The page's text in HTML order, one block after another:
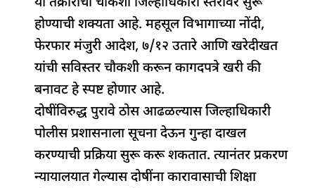
होण्याची शक्यता आहे. महसूल विभागाच्या नोंदी,
फेरफार मंजुरी आदेश, ७/१२ उतारे आणि खरेदीखत
यांची सविस्तर चौकशी करून कागदपत्रे खरी की
बनावट हे स्पष्ट होणार आहे.
दोषींविरुद्ध पुरावे ठोस आढळल्यास जिल्हाधिकारी
पोलीस प्रशासनाला सूचना देऊन गुन्हा दाखल
करण्याची प्रक्रिया सुरू करू शकतात. त्यानंतर प्रकरण
न्यायालयात गेल्यास दोषींना कारावासाची शिक्षा